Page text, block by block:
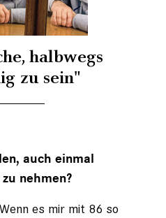
halbwegs
zu sein"
auch einmal
nehmen?
es mir mit 86 so